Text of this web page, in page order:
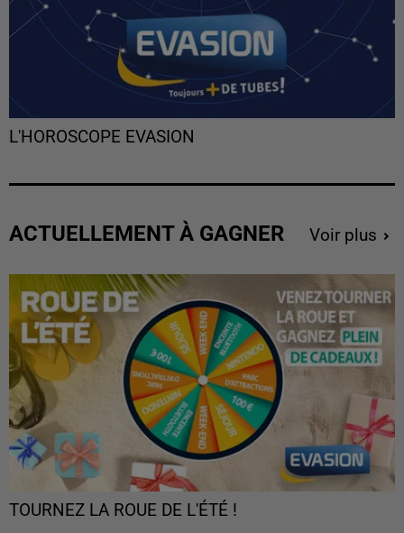
L'HOROSCOPE EVASION
ACTUELLEMENT À GAGNER Voir plus
TOURNEZ LA ROUE DE L'ÉTÉ !